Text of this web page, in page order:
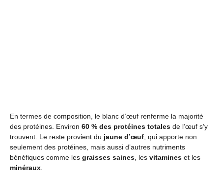
En termes de composition, le blanc d’œuf renferme la majorité
des protéines. Environ 60 % des protéines totales de l’œuf s’y
trouvent. Le reste provient du jaune d’œuf , qui apporte non
seulement des protéines, mais aussi d’autres nutriments
bénéfiques comme les graisses saines , les vitamines et les
minéraux